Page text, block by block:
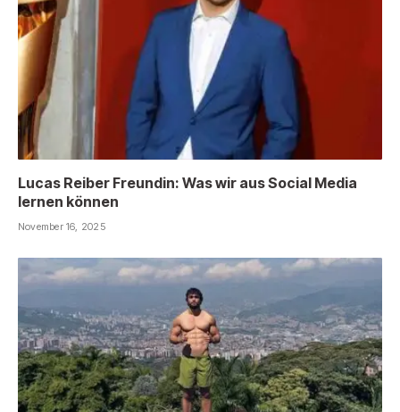
Lucas Reiber Freundin: Was wir aus Social Media
lernen können
November 16, 2025